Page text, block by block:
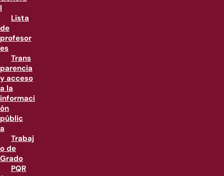
l
Lista
de
profesor
es
Trans
parencia
y acceso
a la
informaci
ón
públic
a
Trabaj
o de
Grado
PQR